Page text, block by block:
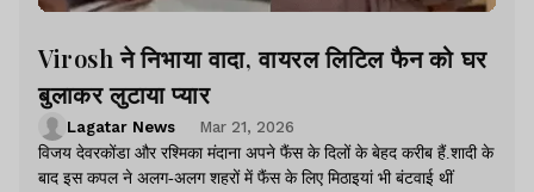
Virosh ने निभाया वादा, वायरल लिटिल फैन को घर
बुलाकर लुटाया प्यार
Lagatar News
Mar 21, 2026
विजय देवरकोंडा और रश्मिका मंदाना अपने फैंस के दिलों के बेहद करीब हैं.शादी के
बाद इस कपल ने अलग-अलग शहरों में फैंस के लिए मिठाइयां भी बंटवाई थीं